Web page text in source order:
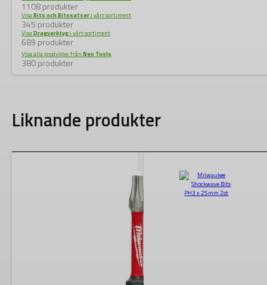
1108 produkter
VisaBits och Bitssatser i vårt sortiment
345 produkter
VisaDragverktyg i vårt sortiment
689 produkter
Visa alla produkter frånNeo Tools
380 produkter
Liknande produkter